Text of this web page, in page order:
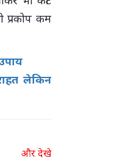
प्रकोप कम
लेकिन
और देखे